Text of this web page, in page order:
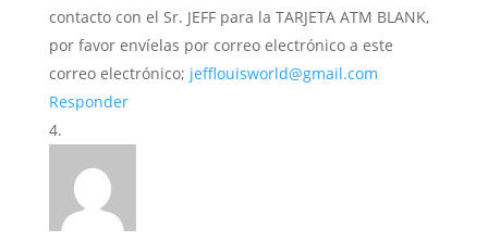
contacto con el Sr. JEFF para la TARJETA ATM BLANK,
por favor envíelas por correo electrónico a este
correo electrónico; jefflouisworld@gmail.com
Responder